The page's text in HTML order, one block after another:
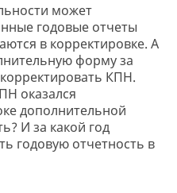
может
годовые отчеты
в корректировке. А
форму за
КПН.
оказался
дополнительной
И за какой год
годовую отчетность в